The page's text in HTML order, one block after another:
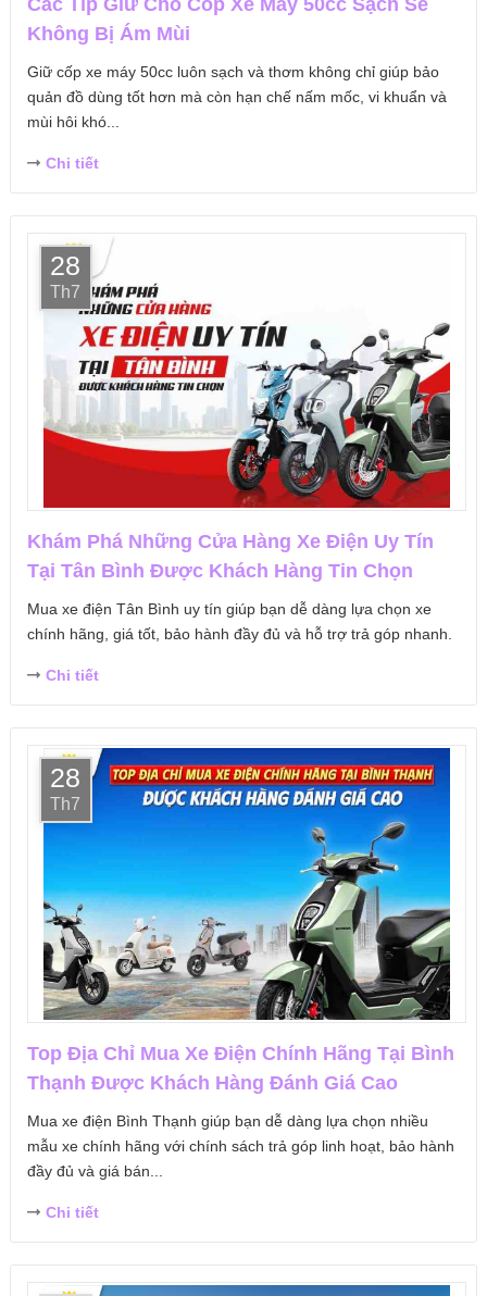
Các Típ Giữ Cho Cốp Xe Máy 50cc Sạch Sẽ
Không Bị Ám Mùi
Giữ cốp xe máy 50cc luôn sạch và thơm không chỉ giúp bảo
quản đồ dùng tốt hơn mà còn hạn chế nấm mốc, vi khuẩn và
mùi hôi khó...
Chi tiết
28
Th7
Khám Phá Những Cửa Hàng Xe Điện Uy Tín
Tại Tân Bình Được Khách Hàng Tin Chọn
Mua xe điện Tân Bình uy tín giúp bạn dễ dàng lựa chọn xe
chính hãng, giá tốt, bảo hành đầy đủ và hỗ trợ trả góp nhanh.
Chi tiết
28
Th7
Top Địa Chỉ Mua Xe Điện Chính Hãng Tại Bình
Thạnh Được Khách Hàng Đánh Giá Cao
Mua xe điện Bình Thạnh giúp bạn dễ dàng lựa chọn nhiều
mẫu xe chính hãng với chính sách trả góp linh hoạt, bảo hành
đầy đủ và giá bán...
Chi tiết